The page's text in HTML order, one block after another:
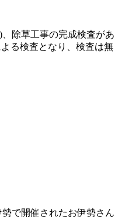
除草工事の完成検査があ
る検査となり、検査は無
で開催されたお伊勢さん